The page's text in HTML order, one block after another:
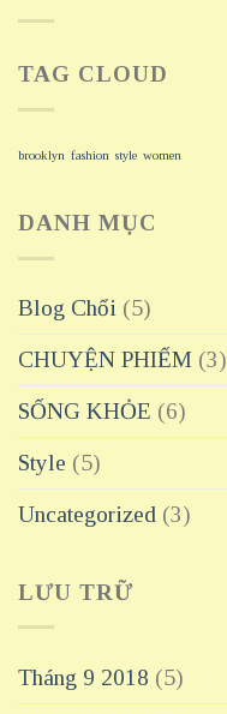
TAG CLOUD
brooklyn fashion style women
DANH MỤC
Blog Chổi (5)
CHUYỆN PHIẾM (3)
SỐNG KHỎE (6)
Style (5)
Uncategorized (3)
LƯU TRỮ
Tháng 9 2018 (5)